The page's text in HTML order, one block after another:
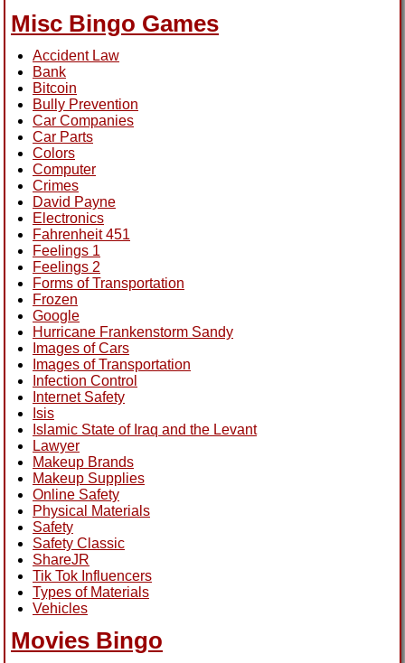
Misc Bingo Games
Accident Law
Bank
Bitcoin
Bully Prevention
Car Companies
Car Parts
Colors
Computer
Crimes
David Payne
Electronics
Fahrenheit 451
Feelings 1
Feelings 2
Forms of Transportation
Frozen
Google
Hurricane Frankenstorm Sandy
Images of Cars
Images of Transportation
Infection Control
Internet Safety
Isis
Islamic State of Iraq and the Levant
Lawyer
Makeup Brands
Makeup Supplies
Online Safety
Physical Materials
Safety
Safety Classic
ShareJR
Tik Tok Influencers
Types of Materials
Vehicles
Movies Bingo